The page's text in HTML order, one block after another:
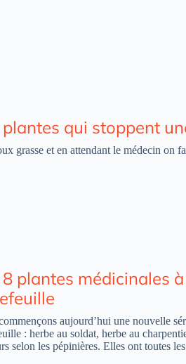
plantes qui stoppent
grasse et en attendant le médecin on
8 plantes médicinales
aujourd’hui une nouvelle
: herbe au soldat, herbe au
selon les pépinières. Elles ont toutes